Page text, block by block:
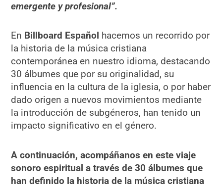
emergente y profesional”.
En Billboard Español hacemos un recorrido por
la historia de la música cristiana
contemporánea en nuestro idioma, destacando
30 álbumes que por su originalidad, su
influencia en la cultura de la iglesia, o por haber
dado origen a nuevos movimientos mediante
la introducción de subgéneros, han tenido un
impacto significativo en el género.
A continuación, acompáñanos en este viaje
sonoro espiritual a través de 30 álbumes que
han definido la historia de la música cristiana